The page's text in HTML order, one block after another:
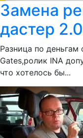
Замена
дастер
Разница по деньгам
Gates,ролик INA
что хотелось бы...